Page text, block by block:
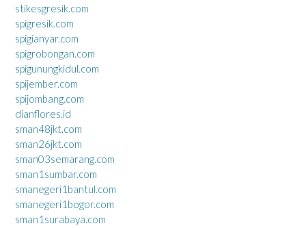
stikesgresik.com
spigresik.com
spigianyar.com
spigrobongan.com
spigunungkidul.com
spijember.com
spijombang.com
dianflores.id
sman48jkt.com
sman26jkt.com
sman03semarang.com
sman1sumbar.com
smanegeri1bantul.com
smanegeri1bogor.com
sman1surabaya.com